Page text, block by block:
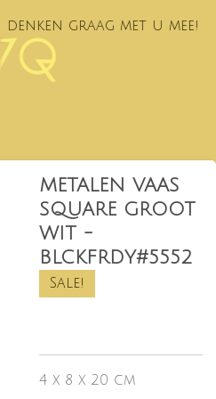
met u mee!
METALEN VAAS
SQUARE GROOT
WIT -
BLCKFRDY#5552
Sale!
4 x 8 x 20 cm